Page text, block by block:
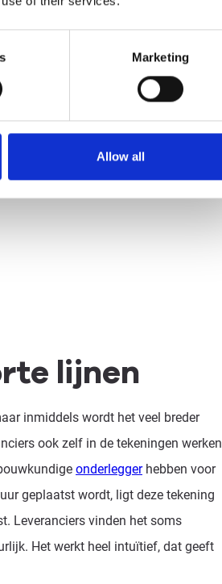
Marketing
Allow all
lijnen
inmiddels wordt het veel breder
ook zelf in de tekeningen werken
onderleggerhebben voor
geplaatst wordt, ligt deze tekening
Leveranciers vinden het soms
Het werkt heel intuïtief, dat geeft